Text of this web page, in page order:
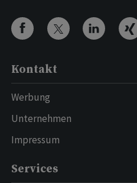
Kontakt
Werbung
Unternehmen
Impressum
Services